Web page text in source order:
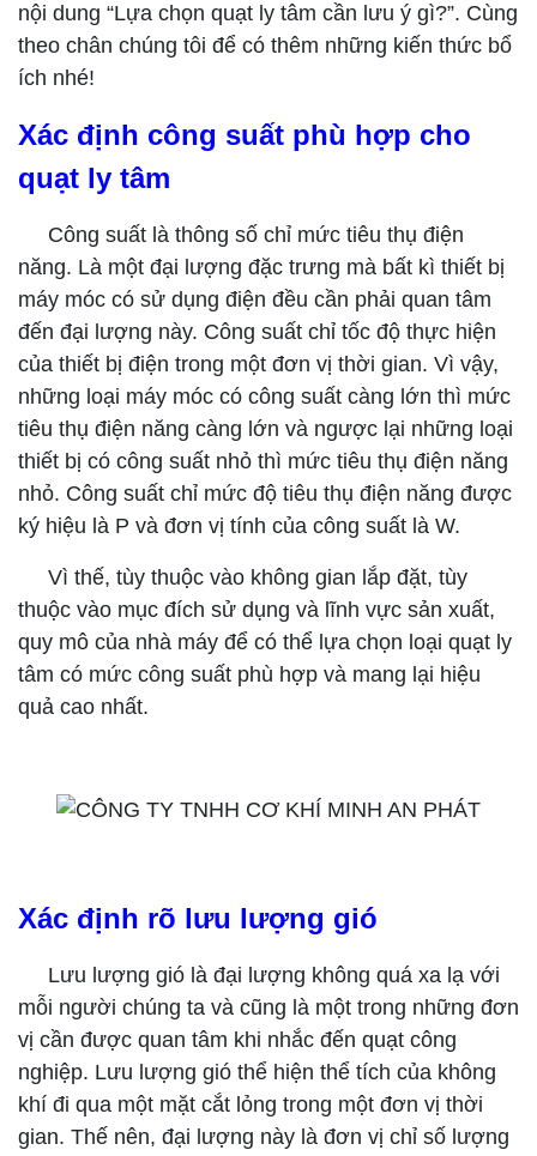
nội dung “Lựa chọn quạt ly tâm cần lưu ý gì?”. Cùng
theo chân chúng tôi để có thêm những kiến thức bổ
ích nhé!
Xác định công suất phù hợp cho
quạt ly tâm
Công suất là thông số chỉ mức tiêu thụ điện
năng. Là một đại lượng đặc trưng mà bất kì thiết bị
máy móc có sử dụng điện đều cần phải quan tâm
đến đại lượng này. Công suất chỉ tốc độ thực hiện
của thiết bị điện trong một đơn vị thời gian. Vì vậy,
những loại máy móc có công suất càng lớn thì mức
tiêu thụ điện năng càng lớn và ngược lại những loại
thiết bị có công suất nhỏ thì mức tiêu thụ điện năng
nhỏ. Công suất chỉ mức độ tiêu thụ điện năng được
ký hiệu là P và đơn vị tính của công suất là W.
Vì thế, tùy thuộc vào không gian lắp đặt, tùy
thuộc vào mục đích sử dụng và lĩnh vực sản xuất,
quy mô của nhà máy để có thể lựa chọn loại quạt ly
tâm có mức công suất phù hợp và mang lại hiệu
quả cao nhất.
Xác định rõ lưu lượng gió
Lưu lượng gió là đại lượng không quá xa lạ với
mỗi người chúng ta và cũng là một trong những đơn
vị cần được quan tâm khi nhắc đến quạt công
nghiệp. Lưu lượng gió thể hiện thể tích của không
khí đi qua một mặt cắt lỏng trong một đơn vị thời
gian. Thế nên, đại lượng này là đơn vị chỉ số lượng